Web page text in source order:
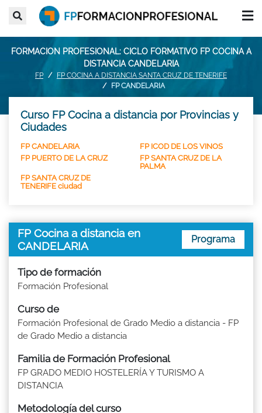
FORMACION PROFESIONAL: CICLO FORMATIVO FP COCINA A
DISTANCIA CANDELARIA
FP
FP COCINA A DISTANCIA SANTA CRUZ DE TENERIFE
FP CANDELARIA
Curso FP Cocina a distancia por Provincias y
Ciudades
FP CANDELARIA
FP ICOD DE LOS VINOS
FP PUERTO DE LA CRUZ
FP SANTA CRUZ DE LA
PALMA
FP SANTA CRUZ DE
TENERIFE ciudad
FP Cocina a distancia en
CANDELARIA
Programa
Tipo de formación
Formación Profesional
Curso de
Formación Profesional de Grado Medio a distancia - FP
de Grado Medio a distancia
Familia de Formación Profesional
FP GRADO MEDIO HOSTELERÍA Y TURISMO A
DISTANCIA
Metodología del curso